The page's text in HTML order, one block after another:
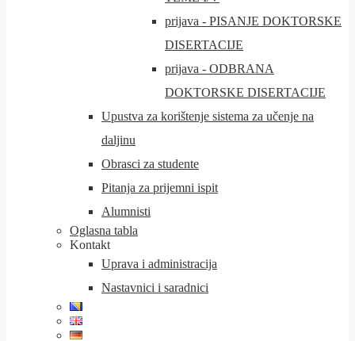
prijava - PISANJE DOKTORSKE
DISERTACIJE
prijava - ODBRANA
DOKTORSKE DISERTACIJE
Upustva za korištenje sistema za učenje na
daljinu
Obrasci za studente
Pitanja za prijemni ispit
Alumnisti
Oglasna tabla
Kontakt
Uprava i administracija
Nastavnici i saradnici